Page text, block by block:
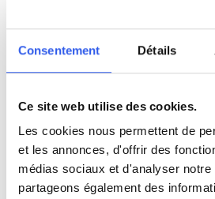
Consentement Détails
Ce site web utilise des cookies.
Les cookies nous permettent de
et les annonces, d'offrir des
médias sociaux et d'analyser notre
partageons également des
Adultes (Supérieur & Adultes)